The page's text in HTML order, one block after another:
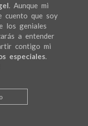
. Aunque mi
cuento que soy
los geniales
a entender
contigo mi
especiales.